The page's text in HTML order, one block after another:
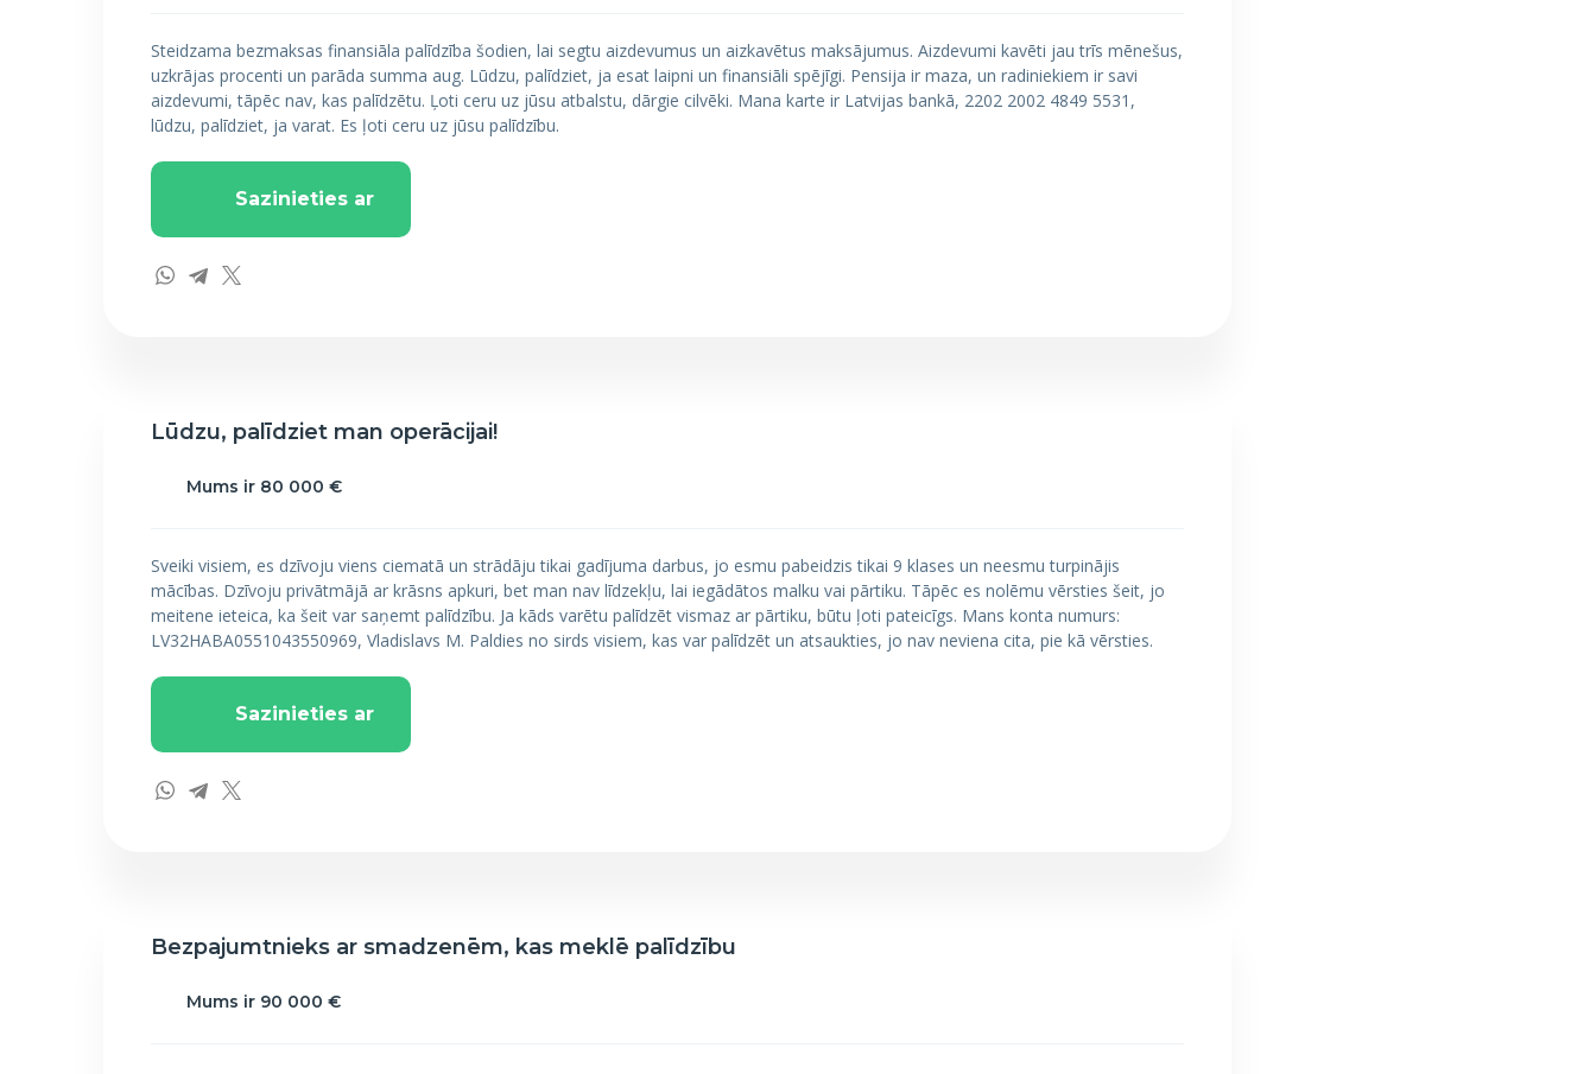
Steidzama bezmaksas finansiāla palīdzība šodien, lai segtu aizdevumus un aizkavētus maksājumus. Aizdevumi kavēti jau trīs mēnešus,
uzkrājas procenti un parāda summa aug. Lūdzu, palīdziet, ja esat laipni un finansiāli spējīgi. Pensija ir maza, un radiniekiem ir savi
aizdevumi, tāpēc nav, kas palīdzētu. Ļoti ceru uz jūsu atbalstu, dārgie cilvēki. Mana karte ir Latvijas bankā, 2202 2002 4849 5531,
lūdzu, palīdziet, ja varat. Es ļoti ceru uz jūsu palīdzību.
Sazinieties ar
Lūdzu, palīdziet man operācijai!
Mums ir 80 000 €
Sveiki visiem, es dzīvoju viens ciematā un strādāju tikai gadījuma darbus, jo esmu pabeidzis tikai 9 klases un neesmu turpinājis
mācības. Dzīvoju privātmājā ar krāsns apkuri, bet man nav līdzekļu, lai iegādātos malku vai pārtiku. Tāpēc es nolēmu vērsties šeit, jo
meitene ieteica, ka šeit var saņemt palīdzību. Ja kāds varētu palīdzēt vismaz ar pārtiku, būtu ļoti pateicīgs. Mans konta numurs:
LV32HABA0551043550969, Vladislavs M. Paldies no sirds visiem, kas var palīdzēt un atsaukties, jo nav neviena cita, pie kā vērsties.
Sazinieties ar
Bezpajumtnieks ar smadzenēm, kas meklē palīdzību
Mums ir 90 000 €